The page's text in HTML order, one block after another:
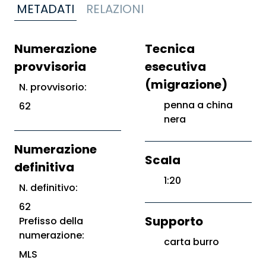
METADATI RELAZIONI
Numerazione
provvisoria
N. provvisorio:
62
Numerazione
definitiva
N. definitivo:
62
Prefisso della
numerazione:
MLS
Tecnica
esecutiva
(migrazione)
penna a china
nera
Scala
1:20
Supporto
carta burro